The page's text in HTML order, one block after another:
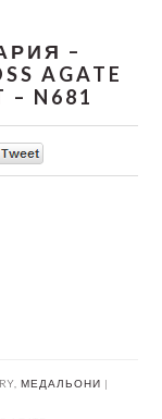
–
AGATE
– N681
МЕДАЛЬОНИ |